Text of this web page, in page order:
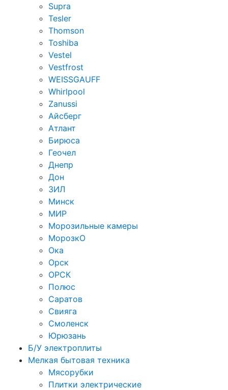
Supra
Tesler
Thomson
Toshiba
Vestel
Vestfrost
WEISSGAUFF
Whirlpool
Zanussi
Айсберг
Атлант
Бирюса
Геочел
Днепр
Дон
ЗИЛ
Минск
МИР
Морозильные камеры
МорозкО
Ока
Орск
ОРСК
Полюс
Саратов
Свияга
Смоленск
Юрюзань
Б/У электроплиты
Мелкая бытовая техника
Мясорубки
Плитки электрические